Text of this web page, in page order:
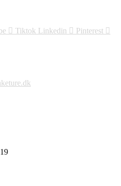
Tiktok Linkedin Pinterest